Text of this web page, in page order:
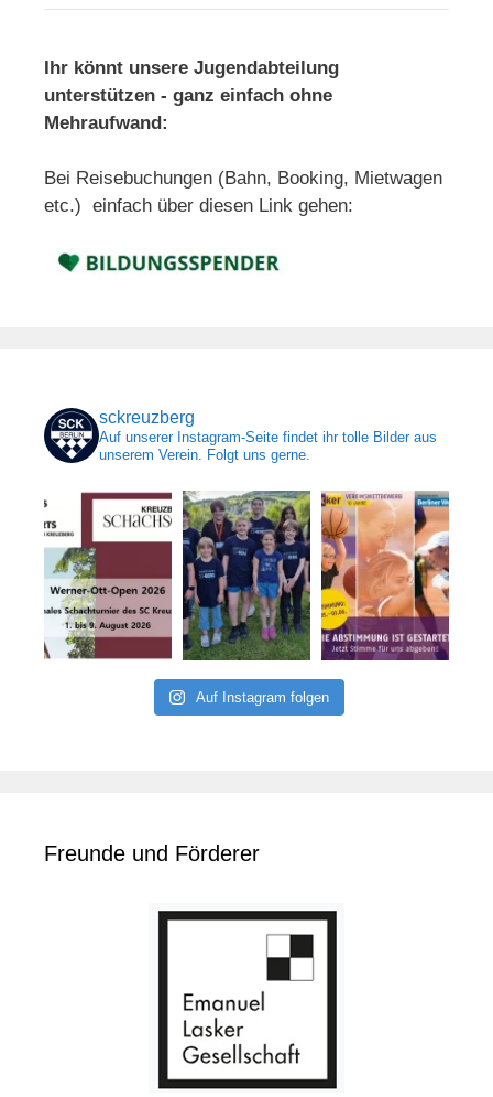
Ihr könnt unsere Jugendabteilung
unterstützen - ganz einfach ohne
Mehraufwand:
Bei Reisebuchungen (Bahn, Booking, Mietwagen
etc.) einfach über diesen Link gehen:
sckreuzberg
Auf unserer Instagram-Seite findet ihr tolle Bilder aus
unserem Verein. Folgt uns gerne.
Auf Instagram folgen
Freunde und Förderer